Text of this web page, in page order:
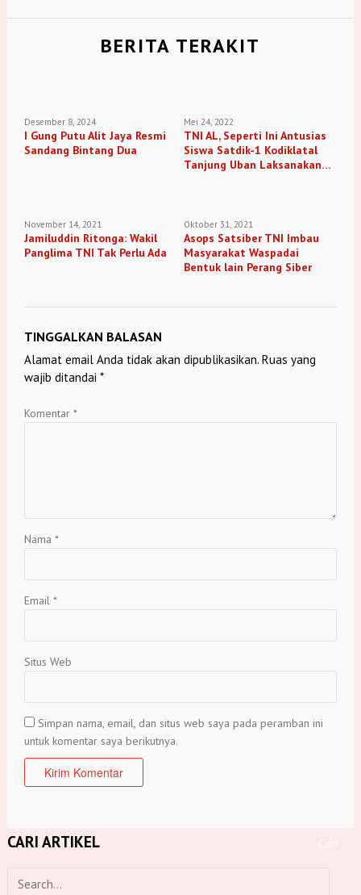
BERITA TERAKIT
Desember 8, 2024
I Gung Putu Alit Jaya Resmi
Sandang Bintang Dua
Mei 24, 2022
TNI AL, Seperti Ini Antusias
Siswa Satdik-1 Kodiklatal
Tanjung Uban Laksanakan
November 14, 2021
Jamiluddin Ritonga: Wakil
Panglima TNI Tak Perlu Ada
Oktober 31, 2021
Asops Satsiber TNI Imbau
Masyarakat Waspadai
Bentuk lain Perang Siber
TINGGALKAN BALASAN
Alamat email Anda tidak akan dipublikasikan. Ruas yang
wajib ditandai *
Komentar *
Nama *
Email *
Situs Web
Simpan nama, email, dan situs web saya pada peramban ini
untuk komentar saya berikutnya.
CARI ARTIKEL